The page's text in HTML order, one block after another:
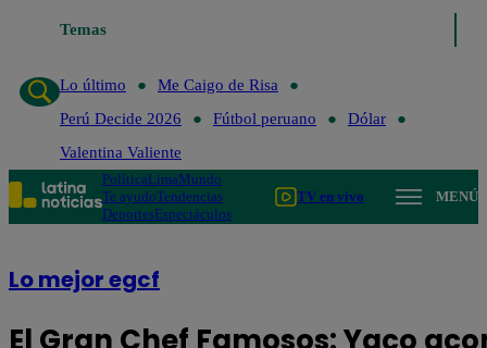
Temas
Lo último
Me Caigo de Risa
Perú Decide 2026
Fútbol peruano
Dólar
Valentina Valiente
PolíticaLimaMundo
Te ayudoTendencias
DeportesEspectáculos
TV en vivo MENÚ
Lo mejor egcf